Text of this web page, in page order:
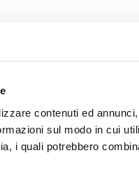
contenuti ed
sul modo in cui
i quali potrebbero